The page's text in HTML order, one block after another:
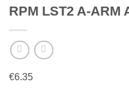
RPM LST2 A-ARM
€6.35